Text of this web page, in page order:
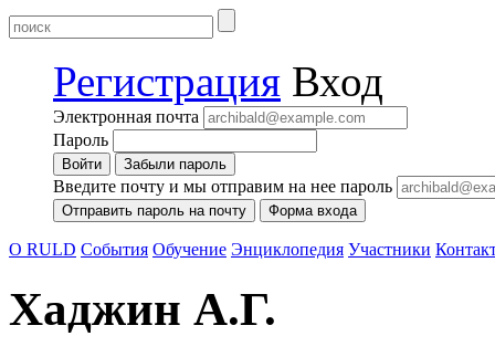
Регистрация Вход
Электронная почта
Пароль
Забыли пароль
Введите почту и мы отправим на нее пароль
Форма входа
О RULD События Обучение Энциклопедия Участники
Хаджин А.Г.